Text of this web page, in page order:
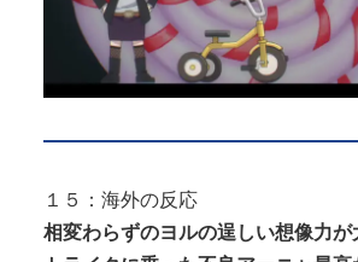
１５：海外の反応
相変わらずのヨルの逞しい想像力が